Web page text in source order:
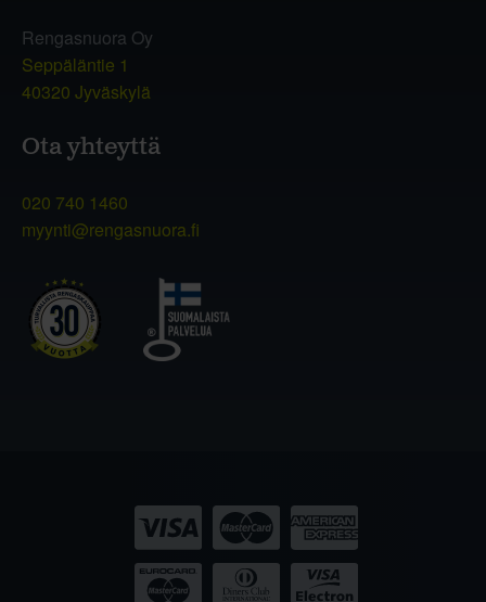
Rengasnuora Oy
Seppäläntie 1
40320 Jyväskylä
Ota yhteyttä
020 740 1460
myynti@rengasnuora.fi